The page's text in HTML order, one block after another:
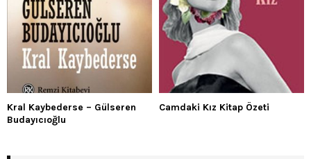
Kral Kaybederse – Gülseren
Budayıcıoğlu
Camdaki Kız Kitap Özeti